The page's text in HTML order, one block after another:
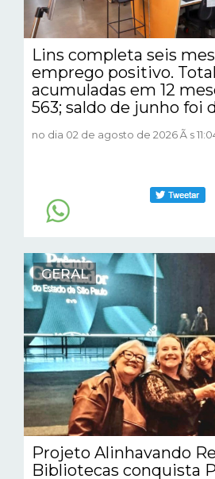
Lins completa seis
emprego positivo.
acumuladas em 12
563; saldo de junho foi
no dia 02 de agosto de 2026 Ã s
GERAL
Projeto Alinhavando
Bibliotecas conquista